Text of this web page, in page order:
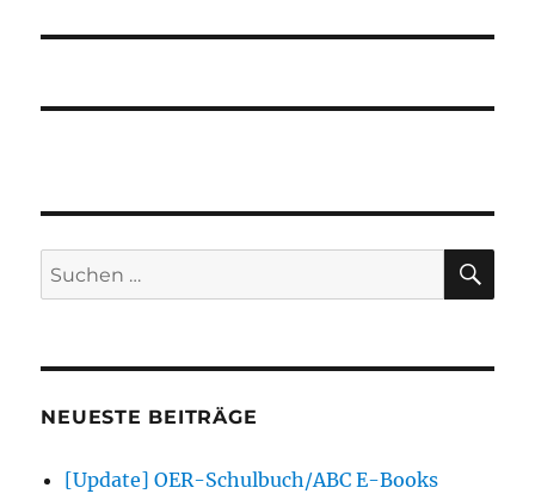
Suchen
nach:
NEUESTE BEITRÄGE
[Update] OER-Schulbuch/ABC E-Books